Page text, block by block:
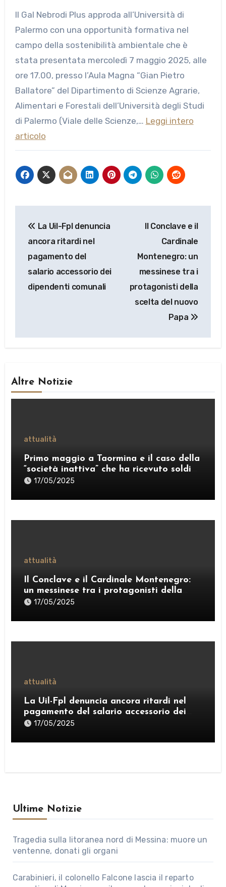
Il Gal Nebrodi Plus approda all’Università di
Palermo con una opportunità formativa nel
campo della sostenibilità ambientale che è
stata presentata mercoledì 7 maggio 2025, alle
ore 17.00, presso l’Aula Magna “Gian Pietro
Ballatore” del Dipartimento di Scienze Agrarie,
Alimentari e Forestali dell’Università degli Studi
di Palermo (Viale delle Scienze,… Leggi intero
articolo
articoli
La Uil-Fpl denuncia
ancora ritardi nel
pagamento del
salario accessorio dei
dipendenti comunali
Il Conclave e il
Cardinale
Montenegro: un
messinese tra i
protagonisti della
scelta del nuovo
Papa
Altre Notizie
attualità
Primo maggio a Taormina e il caso della
“società inattiva” che ha ricevuto soldi
pubblici
17/05/2025
attualità
Il Conclave e il Cardinale Montenegro:
un messinese tra i protagonisti della
scelta del nuovo Papa
17/05/2025
attualità
La Uil-Fpl denuncia ancora ritardi nel
pagamento del salario accessorio dei
dipendenti comunali
17/05/2025
Ultime Notizie
Tragedia sulla litoranea nord di Messina: muore un
ventenne, donati gli organi
Carabinieri, il colonello Falcone lascia il reparto